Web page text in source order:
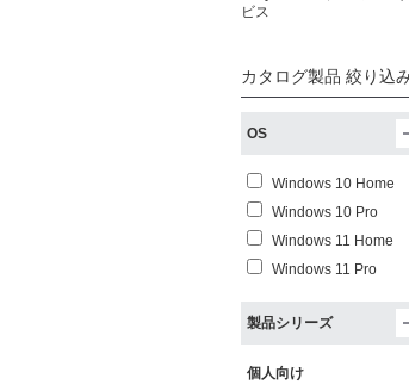
ビス
カタログ製品 絞り込
OS
Windows 10 Home
Windows 10 Pro
Windows 11 Home
Windows 11 Pro
製品シリーズ
個人向け